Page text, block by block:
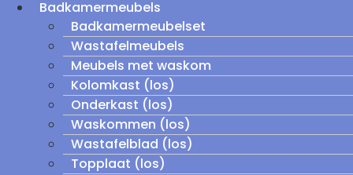
Badkamermeubels
Badkamermeubelset
Wastafelmeubels
Meubels met waskom
Kolomkast (los)
Onderkast (los)
Waskommen (los)
Wastafelblad (los)
Topplaat (los)